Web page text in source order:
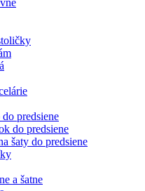
predsiene
do predsiene
šaty do predsiene
a šatne